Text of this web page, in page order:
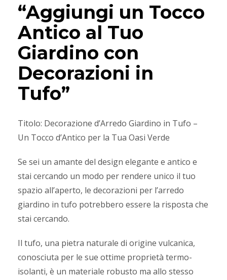
“Aggiungi un Tocco
Antico al Tuo
Giardino con
Decorazioni in
Tufo”
Titolo: Decorazione d’Arredo Giardino in Tufo –
Un Tocco d’Antico per la Tua Oasi Verde
Se sei un amante del design elegante e antico e
stai cercando un modo per rendere unico il tuo
spazio all’aperto, le decorazioni per l’arredo
giardino in tufo potrebbero essere la risposta che
stai cercando.
Il tufo, una pietra naturale di origine vulcanica,
conosciuta per le sue ottime proprietà termo-
isolanti, è un materiale robusto ma allo stesso